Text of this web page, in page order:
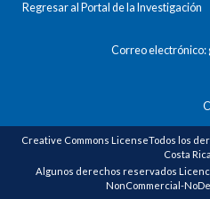
Regresar al Portal de la Investigación
Correo electrónico:
Creative Commons LicenseTodos los
Costa
Algunos derechos reservados
NonCommercial-